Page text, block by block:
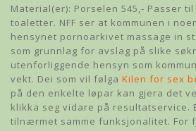
Material(er): Porselen 545,- Passer til
toaletter. NFF ser at kommunen i
hensynet pornoarkivet massage in
som grunnlag for avslag på slike
utenforliggende hensyn som
vekt. Dei som vil følga Kilen for sex
på den enkelte løpar kan gjera det
klikka seg vidare på resultatservice.
tilnærmet samme funksjonalitet. For